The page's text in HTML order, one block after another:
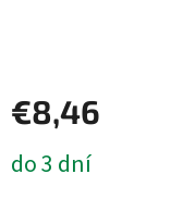
€8,46
cena:
do 3 dní